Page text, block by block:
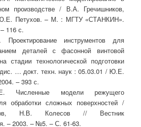
производстве / В.А. Гречишников,
Петухов. – М. : МГТУ «СТАНКИН».
116 с.
инструментов для
деталей с фасонной винтовой
стадии технологической подготовки
дис. … докт. техн. наук : 05.03.01 / Ю.Е.
– 393 с.
Численные модели режущего
обработки сложных поверхностей /
Н.В. Колесов // Вестник
– 2003. – №5. – С. 61-63.